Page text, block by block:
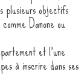
plusieurs objectifs
Danone ou
et l’une
à inscrire dans ses